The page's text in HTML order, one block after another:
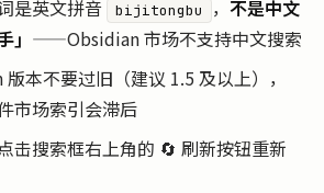
是英文拼音 bijitongbu ， 不是中文
」 ——Obsidian 市场不支持中文搜索
本不要过旧（建议 1.5 及以上），
市场索引会滞后
击搜索框右上角的 🔄 刷新按钮重新